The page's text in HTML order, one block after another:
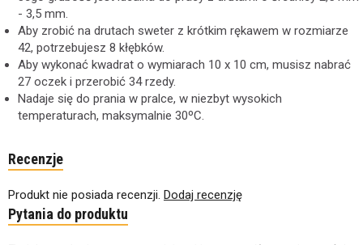
- 3,5 mm.
Aby zrobić na drutach sweter z krótkim rękawem w rozmiarze
42, potrzebujesz 8 kłębków.
Aby wykonać kwadrat o wymiarach 10 x 10 cm, musisz nabrać
27 oczek i przerobić 34 rzedy.
Nadaje się do prania w pralce, w niezbyt wysokich
temperaturach, maksymalnie 30ºC.
Recenzje
Produkt nie posiada recenzji. Dodaj recenzję
Pytania do produktu